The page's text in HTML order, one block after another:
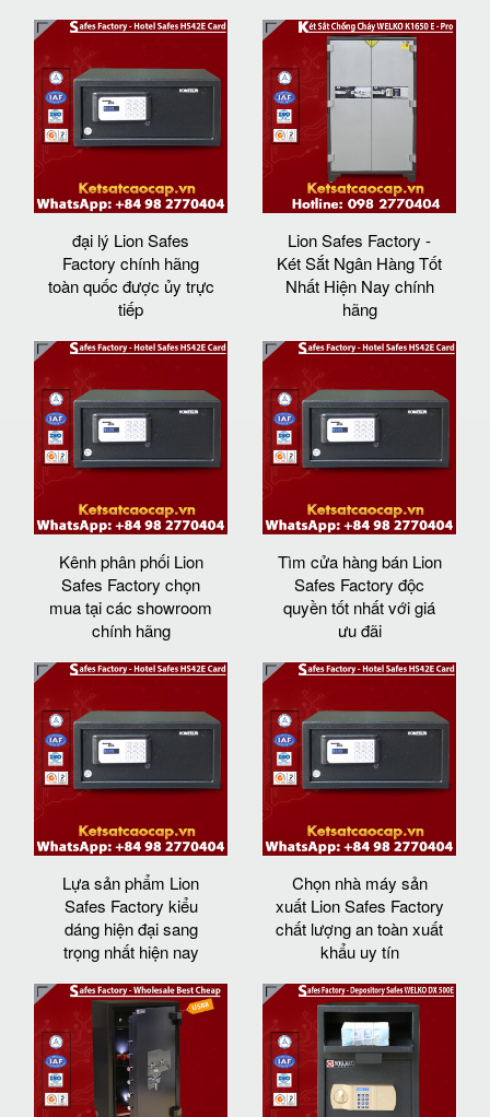
đại lý Lion Safes
Factory chính hãng
toàn quốc được ủy trực
tiếp
Lion Safes Factory -
Két Sắt Ngân Hàng Tốt
Nhất Hiện Nay chính
hãng
Kênh phân phối Lion
Safes Factory chọn
mua tại các showroom
chính hãng
Tìm cửa hàng bán Lion
Safes Factory độc
quyền tốt nhất với giá
ưu đãi
Lựa sản phẩm Lion
Safes Factory kiểu
dáng hiện đại sang
trọng nhất hiện nay
Chọn nhà máy sản
xuất Lion Safes Factory
chất lượng an toàn xuất
khẩu uy tín